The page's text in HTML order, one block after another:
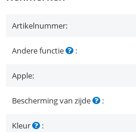
Artikelnummer:
Andere functie :
Apple:
Bescherming van zijde :
Kleur :